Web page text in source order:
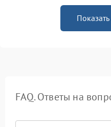
FAQ. Ответы на